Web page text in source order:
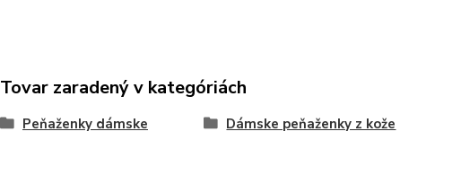
Tovar zaradený v kategóriách
Peňaženky dámske Dámske peňaženky z kože